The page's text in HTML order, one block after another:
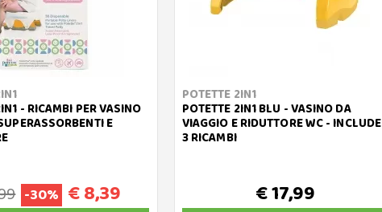
- RICAMBI PER VASINO
E
-30% € 8,39
POTETTE 2IN1
POTETTE 2IN1 BLU - VASINO DA
VIAGGIO E RIDUTTORE WC - INCLUDE
3 RICAMBI
€ 17,99